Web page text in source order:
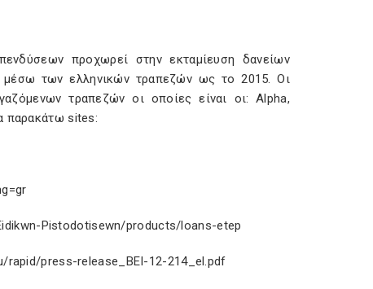
προχωρεί στην εκταμίευση δανείων
μέσω των ελληνικών τραπεζών ως το 2015. Οι
τραπεζών οι οποίες είναι οι: Alpha,
παρακάτω sites:
Pistodotisewn/products/loans-etep
rapid/press-release_BEI-12-214_el.pdf